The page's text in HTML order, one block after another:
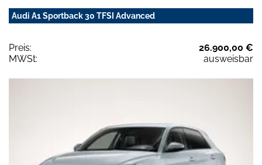
Audi A1 Sportback 30 TFSI Advanced
Preis:
26.900,00 €
MWSt:
ausweisbar